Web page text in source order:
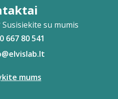
su mumis
667 80 541
mums